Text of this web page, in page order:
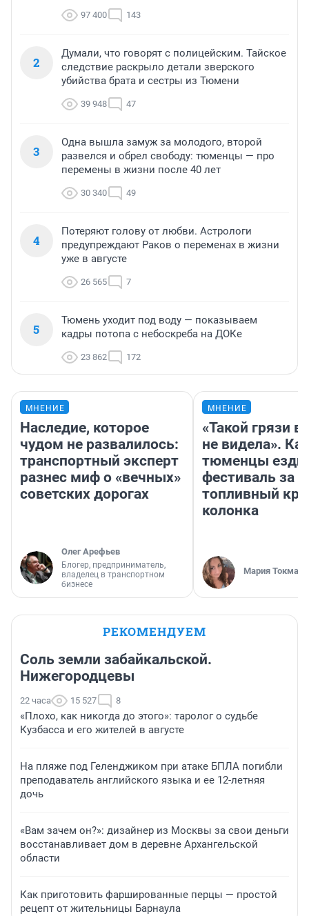
97 400 143
2
Думали, что говорят с полицейским. Тайское
следствие раскрыло детали зверского
убийства брата и сестры из Тюмени
39 948 47
3
Одна вышла замуж за молодого, второй
развелся и обрел свободу: тюменцы — про
перемены в жизни после 40 лет
30 340 49
4
Потеряют голову от любви. Астрологи
предупреждают Раков о переменах в жизни
уже в августе
26 565 7
5
Тюмень уходит под воду — показываем
кадры потопа с небоскреба на ДОКе
23 862 172
МНЕНИЕ
Наследие, которое
чудом не развалилось:
транспортный эксперт
разнес миф о «вечных»
советских дорогах
Олег Арефьев
Блогер, предприниматель,
владелец в транспортном
бизнесе
МНЕНИЕ
«Такой грязи
не видела».
тюменцы
фестиваль за
топливный
колонка
Мария
РЕКОМЕНДУЕМ
Соль земли забайкальской.
Нижегородцевы
22 часа 15 527 8
«Плохо, как никогда до этого»: таролог о судьбе
Кузбасса и его жителей в августе
На пляже под Геленджиком при атаке БПЛА погибли
преподаватель английского языка и ее 12-летняя
дочь
«Вам зачем он?»: дизайнер из Москвы за свои деньги
восстанавливает дом в деревне Архангельской
области
Как приготовить фаршированные перцы — простой
рецепт от жительницы Барнаула